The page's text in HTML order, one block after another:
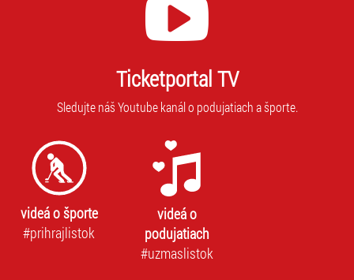
Ticketportal TV
Sledujte náš Youtube kanál o podujatiach a športe.
videá o športe
#prihrajlistok
videá o
podujatiach
#uzmaslistok